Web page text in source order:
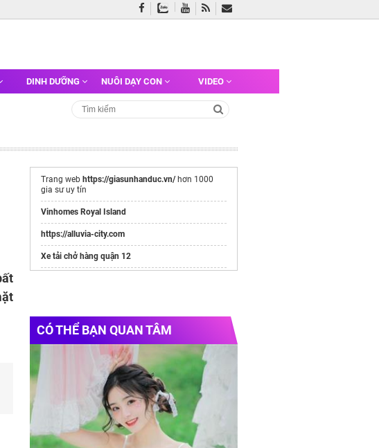
DINH DƯỠNG NUÔI DẠY CON VIDEO
Trang web https://giasunhanduc.vn/hơn 1000
gia sư uy tín
Vinhomes Royal Island
https://alluvia-city.com
Xe tải chở hàng quận 12
Mẫuđồng phục học sinh mầm non
CÓ THỂ BẠN QUAN TÂM